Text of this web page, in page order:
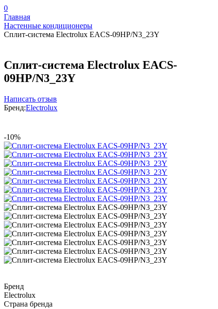
0
Главная
Настенные кондиционеры
Сплит-система Electrolux EACS-09HP/N3_23Y
Сплит-система Electrolux EACS-
09HP/N3_23Y
Написать отзыв
Бренд:Electrolux
-10%
Бренд
Electrolux
Страна бренда